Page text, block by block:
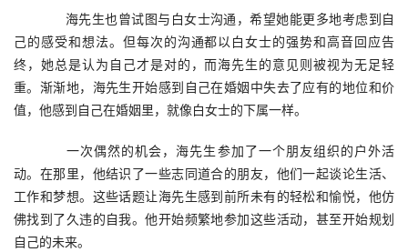
海先生也曾试图与白女士沟通，希望她能更多地考虑到自
己的感受和想法。但每次的沟通都以白女士的强势和高音回应告
终，她总是认为自己才是对的，而海先生的意见则被视为无足轻
重。渐渐地，海先生开始感到自己在婚姻中失去了应有的地位和价
值，他感到自己在婚姻里，就像白女士的下属一样。
一次偶然的机会，海先生参加了一个朋友组织的户外活
动。在那里，他结识了一些志同道合的朋友，他们一起谈论生活、
工作和梦想。这些话题让海先生感到前所未有的轻松和愉悦，他仿
佛找到了久违的自我。他开始频繁地参加这些活动，甚至开始规划
自己的未来。